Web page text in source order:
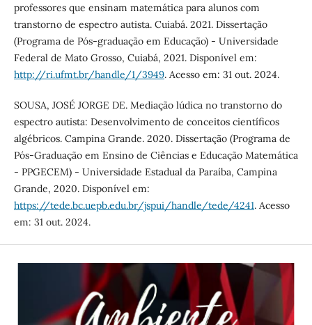
professores que ensinam matemática para alunos com
transtorno de espectro autista. Cuiabá. 2021. Dissertação
(Programa de Pós-graduação em Educação) - Universidade
Federal de Mato Grosso, Cuiabá, 2021. Disponível em:
http://ri.ufmt.br/handle/1/3949. Acesso em: 31 out. 2024.
SOUSA, JOSÉ JORGE DE. Mediação lúdica no transtorno do
espectro autista: Desenvolvimento de conceitos científicos
algébricos. Campina Grande. 2020. Dissertação (Programa de
Pós-Graduação em Ensino de Ciências e Educação Matemática
- PPGECEM) - Universidade Estadual da Paraíba, Campina
Grande, 2020. Disponível em:
https://tede.bc.uepb.edu.br/jspui/handle/tede/4241. Acesso
em: 31 out. 2024.